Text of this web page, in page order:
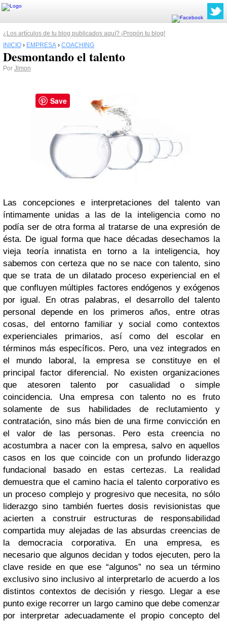
¿Los artículos de tu blog publicados aquí? ¡Propón tu blog!
INICIO › EMPRESA › COACHING
Desmontando el talento
Por Jlmon
Las concepciones e interpretaciones del talento van
íntimamente unidas a las de la inteligencia como no
podía ser de otra forma al tratarse de una expresión de
ésta. De igual forma que hace décadas desechamos la
vieja teoría innatista en torno a la inteligencia, hoy
sabemos con certeza que no se nace con talento, sino
que se trata de un dilatado proceso experiencial en el
que confluyen múltiples factores endógenos y exógenos
por igual. En otras palabras, el desarrollo del talento
personal depende en los primeros años, entre otras
cosas, del entorno familiar y social como contextos
experienciales primarios, así como del escolar en
términos más específicos. Pero, una vez integrados en
el mundo laboral, la empresa se constituye en el
principal factor diferencial. No existen organizaciones
que atesoren talento por casualidad o simple
coincidencia. Una empresa con talento no es fruto
solamente de sus habilidades de reclutamiento y
contratación, sino más bien de una firme convicción en
el valor de las personas. Pero esta creencia no
acostumbra a nacer con la empresa, salvo en aquellos
casos en los que coincide con un profundo liderazgo
fundacional basado en estas certezas. La realidad
demuestra que el camino hacia el talento corporativo es
un proceso complejo y progresivo que necesita, no sólo
liderazgo sino también fuertes dosis revisionistas que
acierten a construir estructuras de responsabilidad
compartida muy alejadas de las absurdas creencias de
la democracia corporativa. En una empresa, es
necesario que algunos decidan y todos ejecuten, pero la
clave reside en que ese “algunos” no sea un término
exclusivo sino inclusivo al interpretarlo de acuerdo a los
distintos contextos de decisión y riesgo. Llegar a ese
punto exige recorrer un largo camino que debe comenzar
por interpretar adecuadamente el propio concepto del
Save